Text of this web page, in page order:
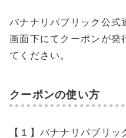
バナナリパブリック公式
画面下にてクーポンが発
てください。
クーポンの使い方
【１】バナナリパブリ